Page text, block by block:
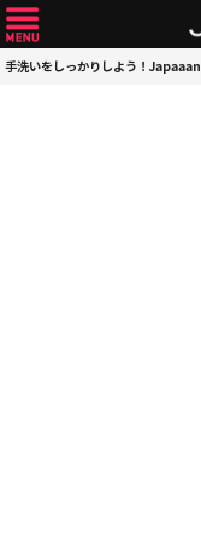
手洗いをしっかりしよう！Japaaan